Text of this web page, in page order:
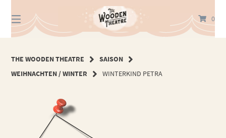
zum
Inhalt
0
THE WOODEN THEATRE
SAISON
WEIHNACHTEN / WINTER
WINTERKIND PETRA